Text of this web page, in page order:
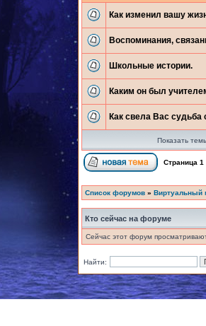
Как изменил вашу
Воспоминания,
Школьные истории.
Каким он был
Как свела Вас
Показать
Страница 1
Список форумов » Виртуальный
Кто сейчас на форуме
Сейчас этот форум
Найти: